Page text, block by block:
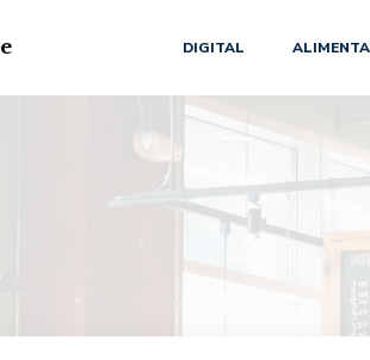
DIGITAL